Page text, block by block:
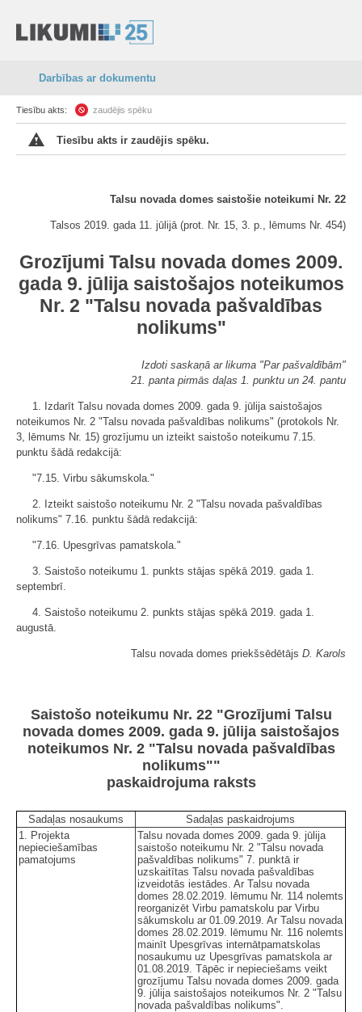
Darbības ar dokumentu
Tiesību akts: zaudējis spēku
Tiesību akts ir zaudējis spēku.
Talsu novada domes saistošie noteikumi Nr. 22
Talsos 2019. gada 11. jūlijā (prot. Nr. 15, 3. p., lēmums Nr. 454)
Grozījumi Talsu novada domes 2009.
gada 9. jūlija saistošajos noteikumos
Nr. 2 "Talsu novada pašvaldības
nolikums"
Izdoti saskaņā ar likuma "Par pašvaldībām"
21. panta pirmās daļas 1. punktu un 24. pantu
1. Izdarīt Talsu novada domes 2009. gada 9. jūlija saistošajos
noteikumos Nr. 2 "Talsu novada pašvaldības nolikums" (protokols Nr.
3, lēmums Nr. 15) grozījumu un izteikt saistošo noteikumu 7.15.
punktu šādā redakcijā:
"7.15. Virbu sākumskola."
2. Izteikt saistošo noteikumu Nr. 2 "Talsu novada pašvaldības
nolikums" 7.16. punktu šādā redakcijā:
"7.16. Upesgrīvas pamatskola."
3. Saistošo noteikumu 1. punkts stājas spēkā 2019. gada 1.
septembrī.
4. Saistošo noteikumu 2. punkts stājas spēkā 2019. gada 1.
augustā.
Talsu novada domes priekšsēdētājs D. Karols
Saistošo noteikumu Nr. 22 "Grozījumi Talsu
novada domes 2009. gada 9. jūlija saistošajos
noteikumos Nr. 2 "Talsu novada pašvaldības
nolikums""
paskaidrojuma raksts
Sadaļas nosaukums
Sadaļas paskaidrojums
1. Projekta
nepieciešamības
pamatojums
Talsu novada domes 2009. gada 9. jūlija
saistošo noteikumu Nr. 2 "Talsu novada
pašvaldības nolikums" 7. punktā ir
uzskaitītas Talsu novada pašvaldības
izveidotās iestādes. Ar Talsu novada
domes 28.02.2019. lēmumu Nr. 114 nolemts
reorganizēt Virbu pamatskolu par Virbu
sākumskolu ar 01.09.2019. Ar Talsu novada
domes 28.02.2019. lēmumu Nr. 116 nolemts
mainīt Upesgrīvas internātpamatskolas
nosaukumu uz Upesgrīvas pamatskola ar
01.08.2019. Tāpēc ir nepieciešams veikt
grozījumu Talsu novada domes 2009. gada
9. jūlija saistošajos noteikumos Nr. 2 "Talsu
novada pašvaldības nolikums".